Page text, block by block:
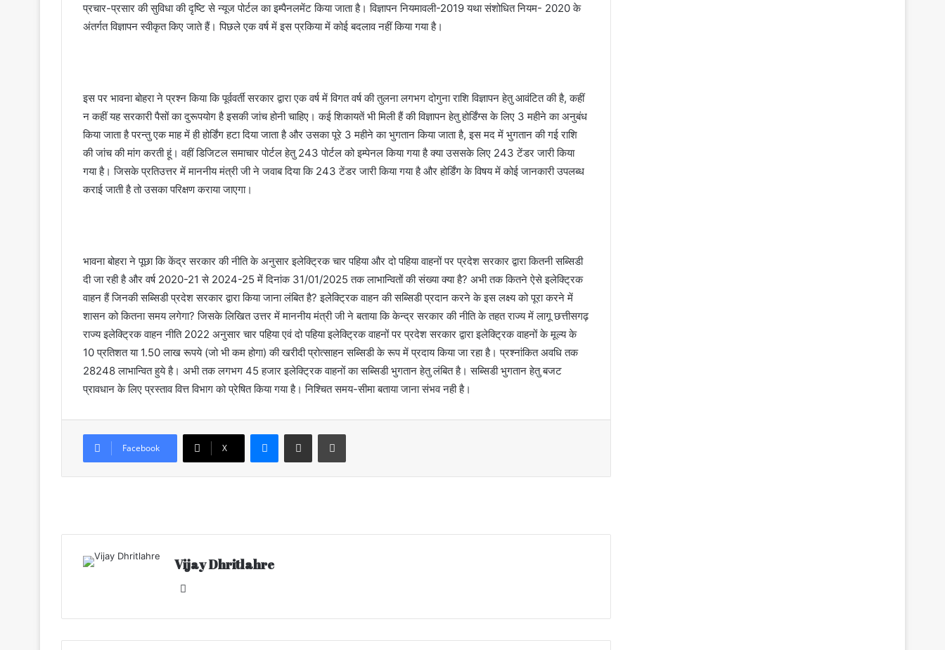
प्रचार-प्रसार की सुविधा की दृष्टि से न्यूज पोर्टल का इम्पैनलमेंट किया जाता है। विज्ञापन नियमावली-2019 यथा संशोधित नियम- 2020 के
अंतर्गत विज्ञापन स्वीकृत किए जाते हैं। पिछले एक वर्ष में इस प्रकिया में कोई बदलाव नहीं किया गया है।
इस पर भावना बोहरा ने प्रश्न किया कि पूर्ववर्ती सरकार द्वारा एक वर्ष में विगत वर्ष की तुलना लगभग दोगुना राशि विज्ञापन हेतु आवंटित की है, कहीं
न कहीं यह सरकारी पैसों का दुरूपयोग है इसकी जांच होनी चाहिए। कई शिकायतें भी मिली हैं की विज्ञापन हेतु होर्डिंग्स के लिए 3 महीने का अनुबंध
किया जाता है परन्तु एक माह में ही होर्डिंग हटा दिया जाता है और उसका पूरे 3 महीने का भुगतान किया जाता है, इस मद में भुगतान की गई राशि
की जांच की मांग करती हूं। वहीं डिजिटल समाचार पोर्टल हेतु 243 पोर्टल को इम्पेनल किया गया है क्या उससके लिए 243 टेंडर जारी किया
गया है। जिसके प्रतिउत्तर में माननीय मंत्री जी ने जवाब दिया कि 243 टेंडर जारी किया गया है और होर्डिंग के विषय में कोई जानकारी उपलब्ध
कराई जाती है तो उसका परिक्षण कराया जाएगा।
भावना बोहरा ने पूछा कि केंद्र सरकार की नीति के अनुसार इलेक्ट्रिक चार पहिया और दो पहिया वाहनों पर प्रदेश सरकार द्वारा कितनी सब्सिडी
दी जा रही है और वर्ष 2020-21 से 2024-25 में दिनांक 31/01/2025 तक लाभान्वितों की संख्या क्या है? अभी तक कितने ऐसे इलेक्ट्रिक
वाहन हैं जिनकी सब्सिडी प्रदेश सरकार द्वारा किया जाना लंबित है? इलेक्ट्रिक वाहन की सब्सिडी प्रदान करने के इस लक्ष्य को पूरा करने में
शासन को कितना समय लगेगा? जिसके लिखित उत्तर में माननीय मंत्री जी ने बताया कि केन्द्र सरकार की नीति के तहत राज्य में लागू छत्तीसगढ़
राज्य इलेक्ट्रिक वाहन नीति 2022 अनुसार चार पहिया एवं दो पहिया इलेक्ट्रिक वाहनों पर प्रदेश सरकार द्वारा इलेक्ट्रिक वाहनों के मूल्य के
10 प्रतिशत या 1.50 लाख रूपये (जो भी कम होगा) की खरीदी प्रोत्साहन सब्सिडी के रूप में प्रदाय किया जा रहा है। प्रश्नांकित अवधि तक
28248 लाभान्वित हुये है। अभी तक लगभग 45 हजार इलेक्ट्रिक वाहनों का सब्सिडी भुगतान हेतु लंबित है। सब्सिडी भुगतान हेतु बजट
प्रावधान के लिए प्रस्ताव वित्त विभाग को प्रेषित किया गया है। निश्चित समय-सीमा बताया जाना संभव नही है।
Facebook X
Vijay Dhritlahre
te